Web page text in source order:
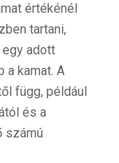
értékénél
tartani,
egy adott
a kamat. A
függ, például
és a
számú